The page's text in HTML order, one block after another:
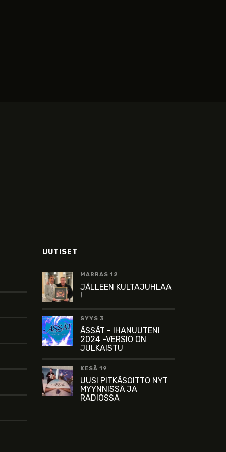
UUTISET
MARRAS 12
JÄLLEEN KULTAJUHLAA
!
SYYS 3
ÄSSÄT - IHANUUTENI
2024 -VERSIO ON
JULKAISTU
KESÄ 19
UUSI PITKÄSOITTO NYT
MYYNNISSÄ JA
RADIOSSA